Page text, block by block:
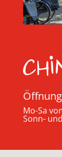
Mo-Sa
Sonn-